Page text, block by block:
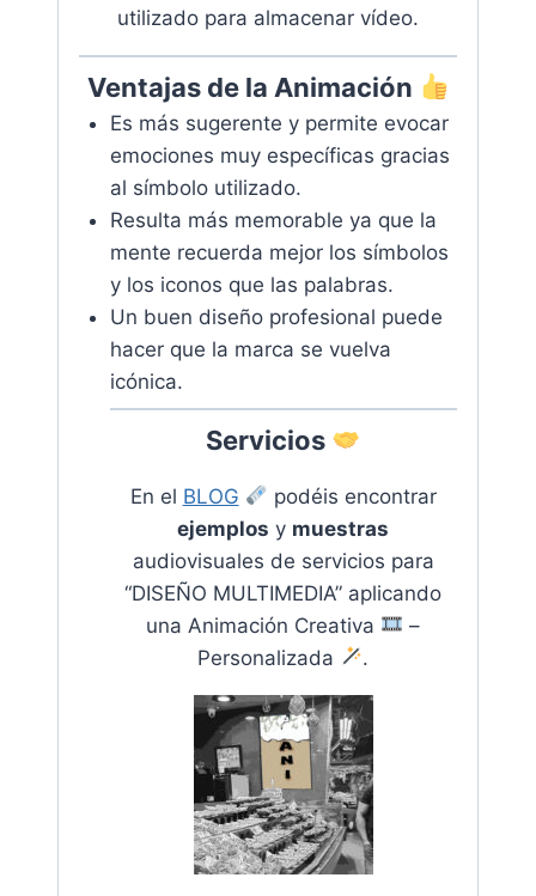
utilizado para almacenar vídeo.
Ventajas de la Animación
Es más sugerente y permite evocar
emociones muy específicas gracias
al símbolo utilizado.
Resulta más memorable ya que la
mente recuerda mejor los símbolos
y los iconos que las palabras.
Un buen diseño profesional puede
hacer que la marca se vuelva
icónica.
Servicios
En el BLOG
podéis encontrar
ejemplos y muestras
audiovisuales de servicios para
“DISEÑO MULTIMEDIA” aplicando
una Animación Creativa
–
Personalizada
.